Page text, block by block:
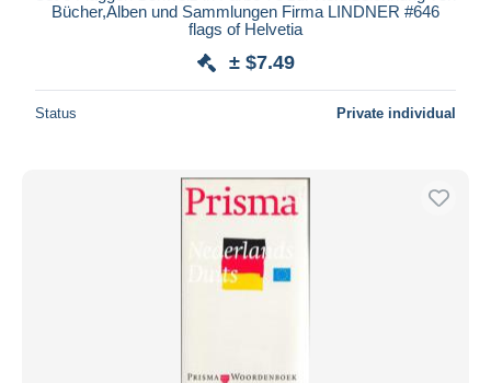
Bücher,Alben und Sammlungen Firma LINDNER #646
flags of Helvetia
± $7.49
Status Private individual